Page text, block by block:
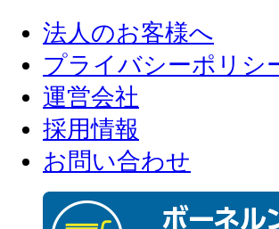
法人のお客様へ
プライバシーポリシ
運営会社
採用情報
お問い合わせ